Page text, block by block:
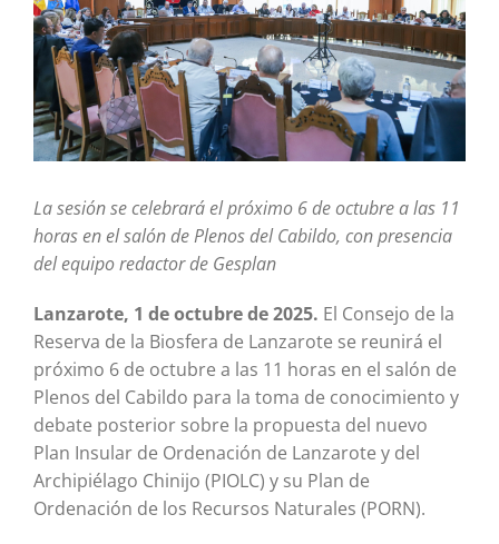
La sesión se celebrará el próximo 6 de octubre a las 11
horas en el salón de Plenos del Cabildo, con presencia
del equipo redactor de Gesplan
Lanzarote, 1 de octubre de 2025. El Consejo de la
Reserva de la Biosfera de Lanzarote se reunirá el
próximo 6 de octubre a las 11 horas en el salón de
Plenos del Cabildo para la toma de conocimiento y
debate posterior sobre la propuesta del nuevo
Plan Insular de Ordenación de Lanzarote y del
Archipiélago Chinijo (PIOLC) y su Plan de
Ordenación de los Recursos Naturales (PORN).